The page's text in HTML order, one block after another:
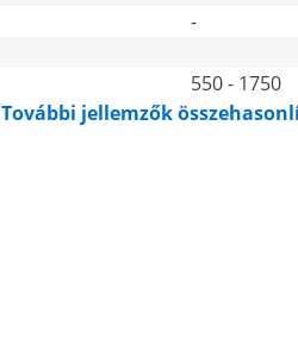
-
550 - 1750
További jellemzők